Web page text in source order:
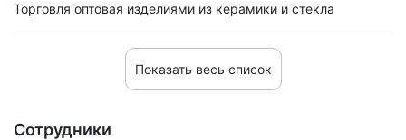
Торговля оптовая изделиями из керамики и стекла
Показать весь список
Сотрудники